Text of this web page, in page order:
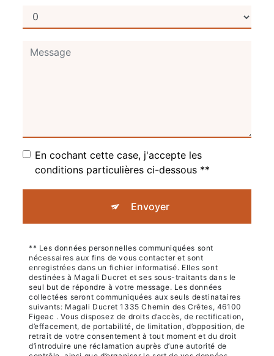
En cochant cette case, j'accepte les
conditions particulières ci-dessous **
Envoyer
** Les données personnelles communiquées sont
nécessaires aux fins de vous contacter et sont
enregistrées dans un fichier informatisé. Elles sont
destinées à Magali Ducret et ses sous-traitants dans le
seul but de répondre à votre message. Les données
collectées seront communiquées aux seuls destinataires
suivants: Magali Ducret 1335 Chemin des Crêtes, 46100
Figeac . Vous disposez de droits d’accès, de rectification,
d’effacement, de portabilité, de limitation, d’opposition, de
retrait de votre consentement à tout moment et du droit
d’introduire une réclamation auprès d’une autorité de